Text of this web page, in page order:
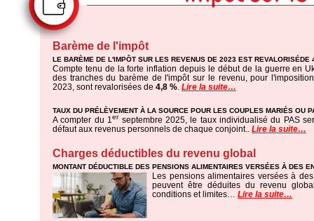
Barème de l'impôt
LE BARÈME DE L'IMPÔT SUR LES REVENUS DE 2023 EST REVALORISÉDE
Compte tenu de la forte inflation depuis le début de la guerre en
des tranches du barème de l'impôt sur le revenu, pour
2023, sont revalorisées de 4,8 %. Lire la suite…
TAUX DU PRÉLÈVEMENT À LA SOURCE POUR LES COUPLES MARIÉS OU
A compter du 1er septembre 2025, le taux individualisé du PAS
défaut aux revenus personnels de chaque conjoint.. Lire la suite…
Charges déductibles du revenu global
MONTANT DÉDUCTIBLE DES PENSIONS ALIMENTAIRES VERSÉES À DES
Les pensions alimentaires versées à
peuvent être déduites du revenu
conditions et limites… Lire la suite…